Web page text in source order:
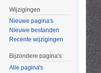
Wijzigingen
Nieuwe pagina's
Nieuwe bestanden
Recente wijzigingen
Bijzondere pagina's
Alle pagina's